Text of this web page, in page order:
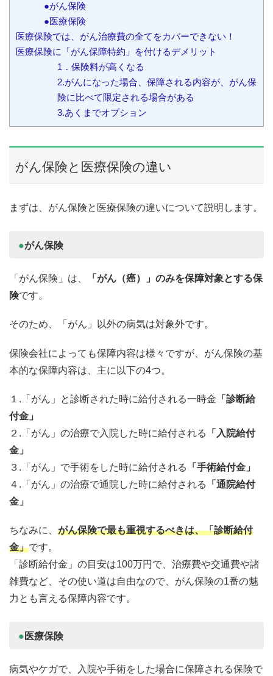
●がん保険
●医療保険
医療保険では、がん治療費の全てをカバーできない！
医療保険に「がん保障特約」を付けるデメリット
1．保険料が高くなる
2.がんになった場合、保障される内容が、がん保
険に比べて限定される場合がある
3.あくまでオプション
がん保険と医療保険の違い
まずは、がん保険と医療保険の違いについて説明します。
●がん保険
「がん保険」は、
「がん（癌）」のみを保障対象とする保
険です。
そのため、「がん」以外の病気は対象外です。
保険会社によっても保障内容は様々ですが、がん保険の基
本的な保障内容は、主に以下の4つ。
１.「がん」と診断された時に給付される一時金 「診断給
付金」
２.「がん」の治療で入院した時に給付される
「入院給付
金」
３.「がん」で手術をした時に給付される
「手術給付金」
４.「がん」の治療で通院した時に給付される
「通院給付
金」
ちなみに、 がん保険で最も重視するべきは、「診断給付
金」です。
「診断給付金」の目安は100万円で、治療費や交通費や諸
雑費など、その使い道は自由なので、がん保険の1番の魅
力とも言える保障内容です。
● 医療保険
病気やケガで、入院や手術をした場合に保障される保険で